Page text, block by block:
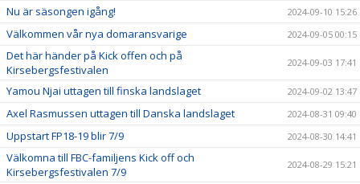
Nu är säsongen igång! 2024-09-10 15:26
Välkommen vår nya domaransvarige 2024-09-05 00:15
Det här händer på Kick offen och på
Kirsebergsfestivalen
2024-09-03 17:41
Yamou Njai uttagen till finska landslaget 2024-09-02 13:47
Axel Rasmussen uttagen till Danska landslaget 2024-08-31 09:40
Uppstart FP18-19 blir 7/9 2024-08-30 14:41
Välkomna till FBC-familjens Kick off och
Kirsebergsfestivalen 7/9
2024-08-29 15:21